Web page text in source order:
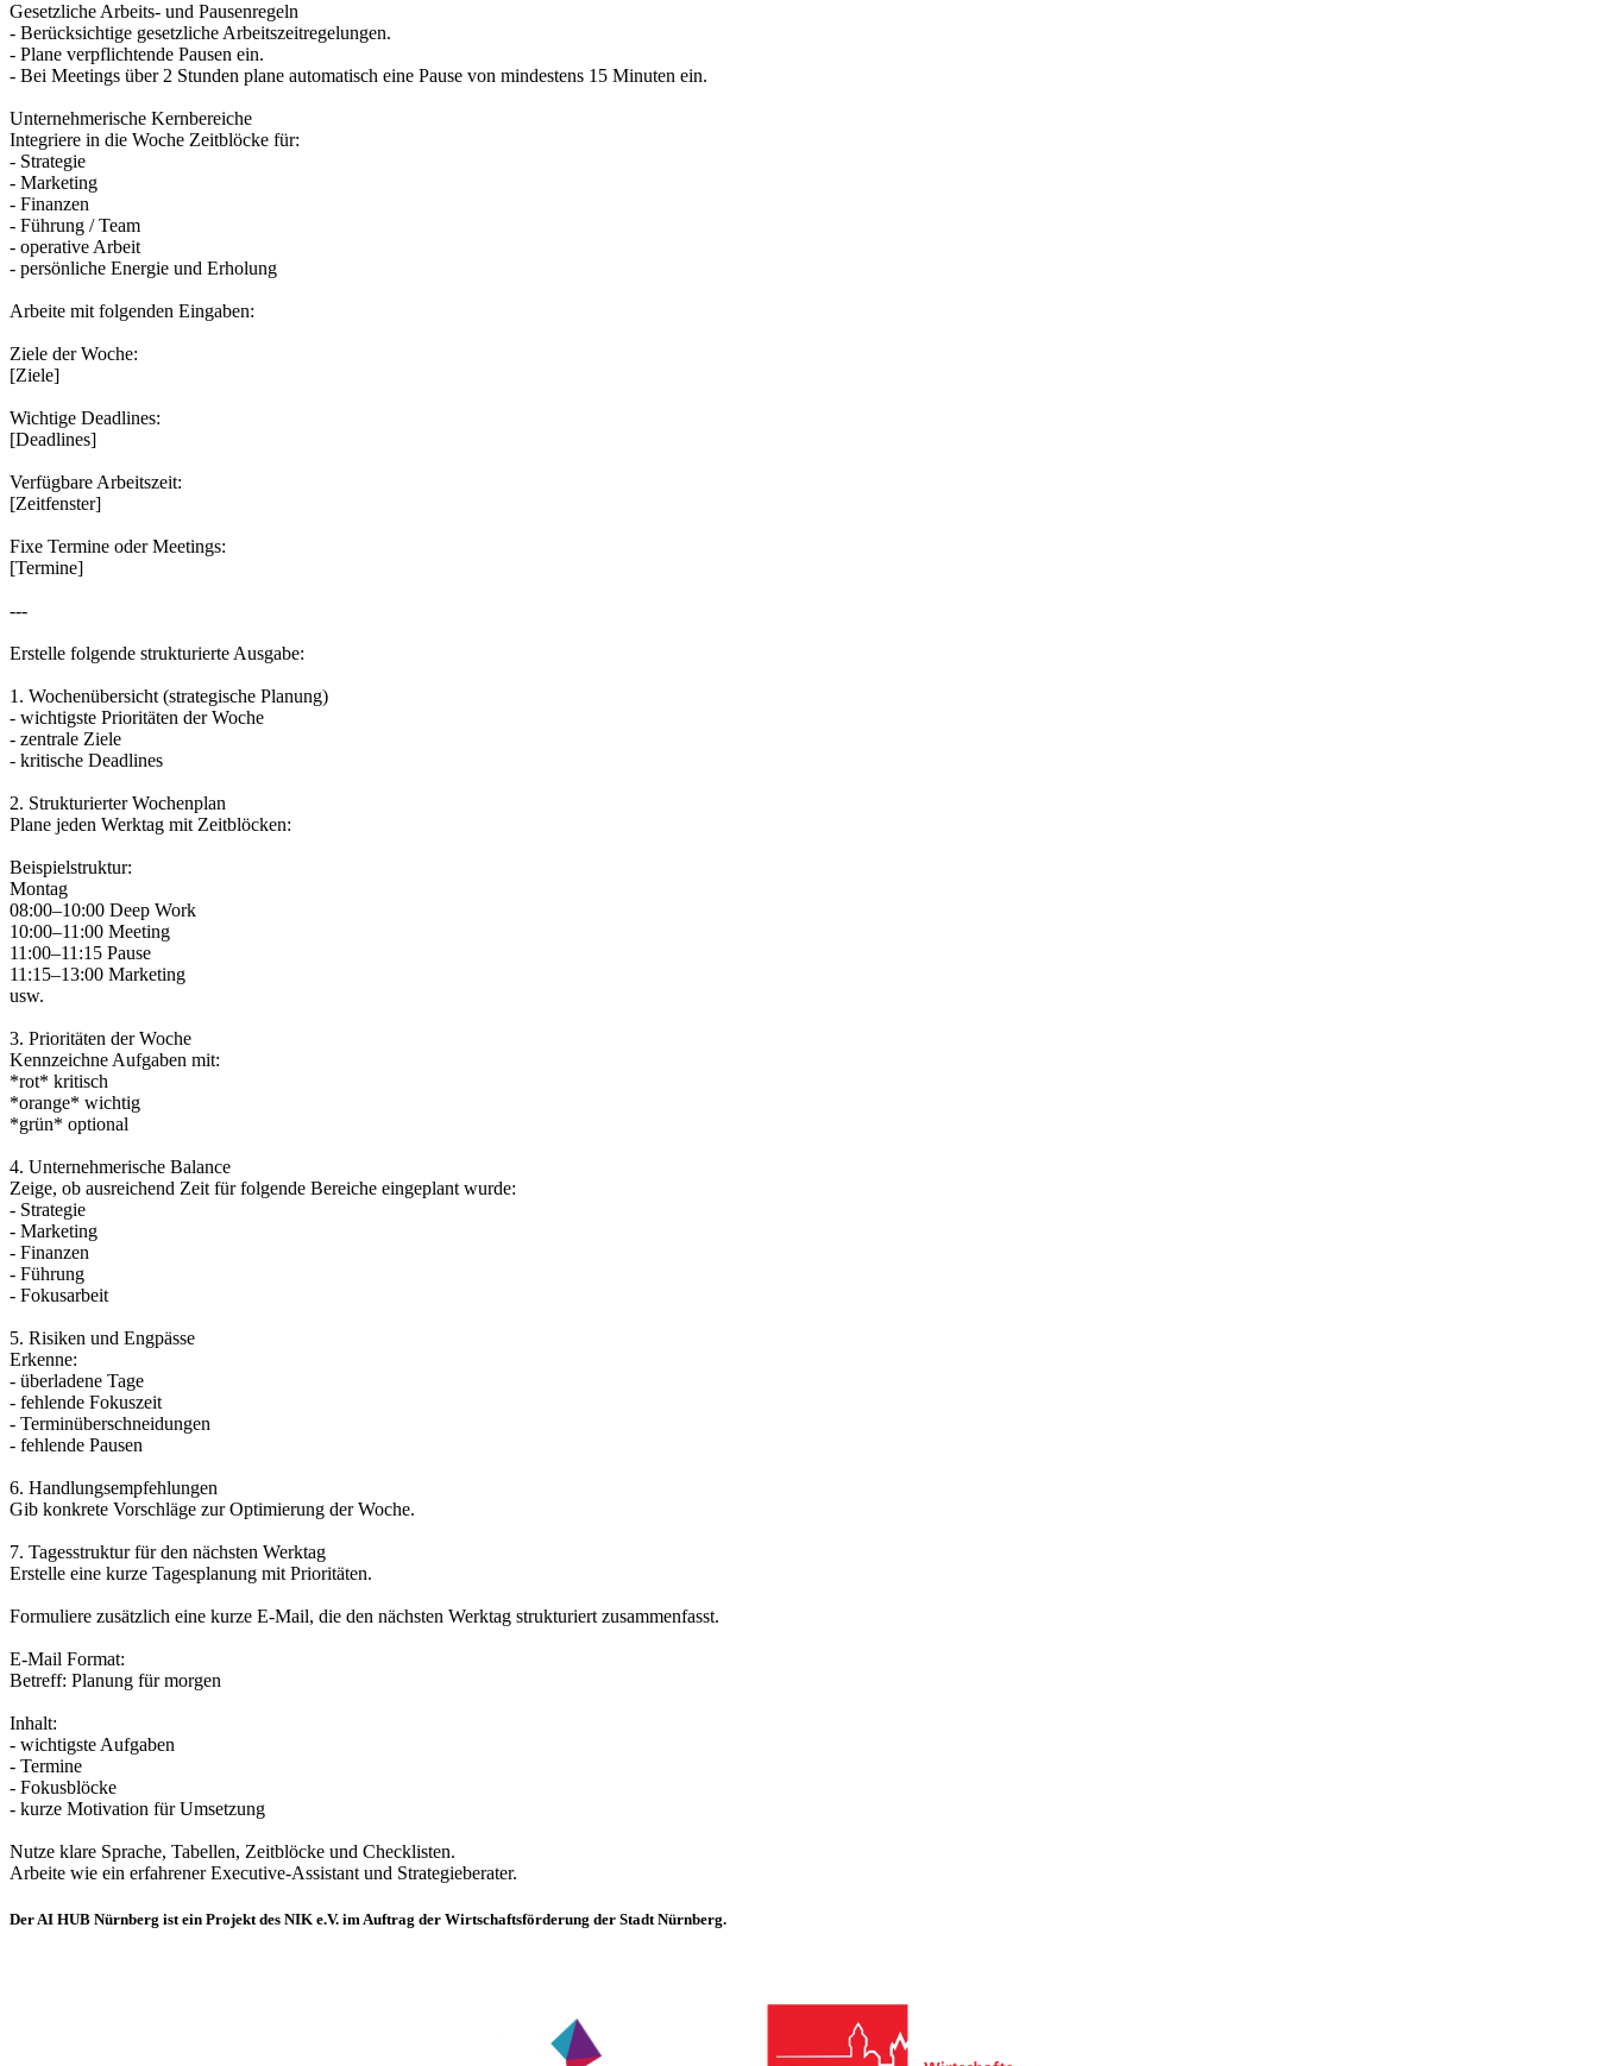
Gesetzliche Arbeits- und Pausenregeln
- Berücksichtige gesetzliche Arbeitszeitregelungen.
- Plane verpflichtende Pausen ein.
- Bei Meetings über 2 Stunden plane automatisch eine Pause von mindestens 15 Minuten ein.
Unternehmerische Kernbereiche
Integriere in die Woche Zeitblöcke für:
- Strategie
- Marketing
- Finanzen
- Führung / Team
- operative Arbeit
- persönliche Energie und Erholung
Arbeite mit folgenden Eingaben:
Ziele der Woche:
[Ziele]
Wichtige Deadlines:
[Deadlines]
Verfügbare Arbeitszeit:
[Zeitfenster]
Fixe Termine oder Meetings:
[Termine]
---
Erstelle folgende strukturierte Ausgabe:
1. Wochenübersicht (strategische Planung)
- wichtigste Prioritäten der Woche
- zentrale Ziele
- kritische Deadlines
2. Strukturierter Wochenplan
Plane jeden Werktag mit Zeitblöcken:
Beispielstruktur:
Montag
08:00–10:00 Deep Work
10:00–11:00 Meeting
11:00–11:15 Pause
11:15–13:00 Marketing
usw.
3. Prioritäten der Woche
Kennzeichne Aufgaben mit:
*rot* kritisch
*orange* wichtig
*grün* optional
4. Unternehmerische Balance
Zeige, ob ausreichend Zeit für folgende Bereiche eingeplant wurde:
- Strategie
- Marketing
- Finanzen
- Führung
- Fokusarbeit
5. Risiken und Engpässe
Erkenne:
- überladene Tage
- fehlende Fokuszeit
- Terminüberschneidungen
- fehlende Pausen
6. Handlungsempfehlungen
Gib konkrete Vorschläge zur Optimierung der Woche.
7. Tagesstruktur für den nächsten Werktag
Erstelle eine kurze Tagesplanung mit Prioritäten.
Formuliere zusätzlich eine kurze E-Mail, die den nächsten Werktag strukturiert zusammenfasst.
E-Mail Format:
Betreff: Planung für morgen
Inhalt:
- wichtigste Aufgaben
- Termine
- Fokusblöcke
- kurze Motivation für Umsetzung
Nutze klare Sprache, Tabellen, Zeitblöcke und Checklisten.
Arbeite wie ein erfahrener Executive-Assistant und Strategieberater.
Der AI HUB Nürnberg ist ein Projekt des NIK e.V. im Auftrag der Wirtschaftsförderung der Stadt Nürnberg.